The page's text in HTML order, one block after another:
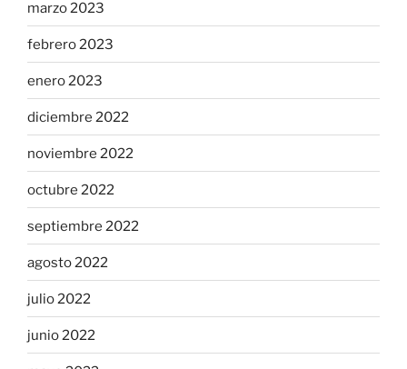
marzo 2023
febrero 2023
enero 2023
diciembre 2022
noviembre 2022
octubre 2022
septiembre 2022
agosto 2022
julio 2022
junio 2022